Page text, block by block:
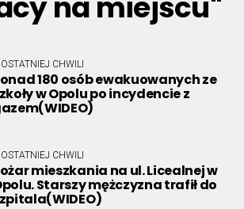
CHWILI
180 osób ewakuowanych ze
w Opolu po incydencie z
CHWILI
mieszkania na ul. Licealnej w
Starszy mężczyzna trafił do